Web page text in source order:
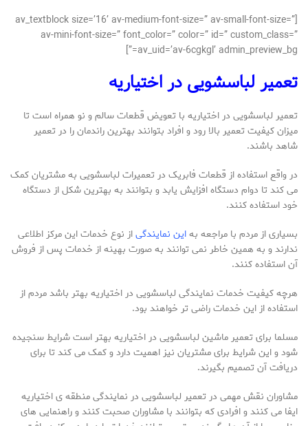
[av_textblock size=’16’ av-medium-font-size=” av-small-font-size=”
av-mini-font-size=” font_color=” color=” id=” custom_class=”
av_uid=’av-6cgkgl’ admin_preview_bg=”]
تعمیر لباسشویی در اختیاریه
تعمیر لباسشویی در اختیاریه با تعویض قطعات سالم و نو همراه است تا
میزان کیفیت تعمیر بالا رود و افراد بتوانند بهترین راندمان را در تعمیر
شاهد باشند.
در واقع استفاده از قطعات فابریک در تعمیرات لباسشویی به مشتریان کمک
می کند تا دوام دستگاه افزایش یابد و بتوانند به بهترین شکل از دستگاه
خود استفاده کنند.
بسیاری از مردم با مراجعه بهاین نمایندگیاز نوع خدمات این مرکز اطلاعی
ندارند و به همین خاطر نمی توانند به صورت بهینه از خدمات پس از فروش
آن استفاده کنند.
هرچه کیفیت خدمات نمایندگی لباسشویی در اختیاریه بهتر باشد مردم از
استفاده از این خدمات راضی تر خواهند بود.
مسلما برای تعمیر ماشین لباسشویی در اختیاریه بهتر است شرایط سنجیده
شود و این شرایط برای مشتریان نیز اهمیت دارد و کمک می کند تا برای
دریافت آن تصمیم بگیرند.
مشاوران نقش مهمی در تعمیر لباسشویی در نمایندگی منطقه ی اختیاریه
ایفا می کنند و افرادی که بتوانند با مشاوران صحبت کنند و راهنمایی های